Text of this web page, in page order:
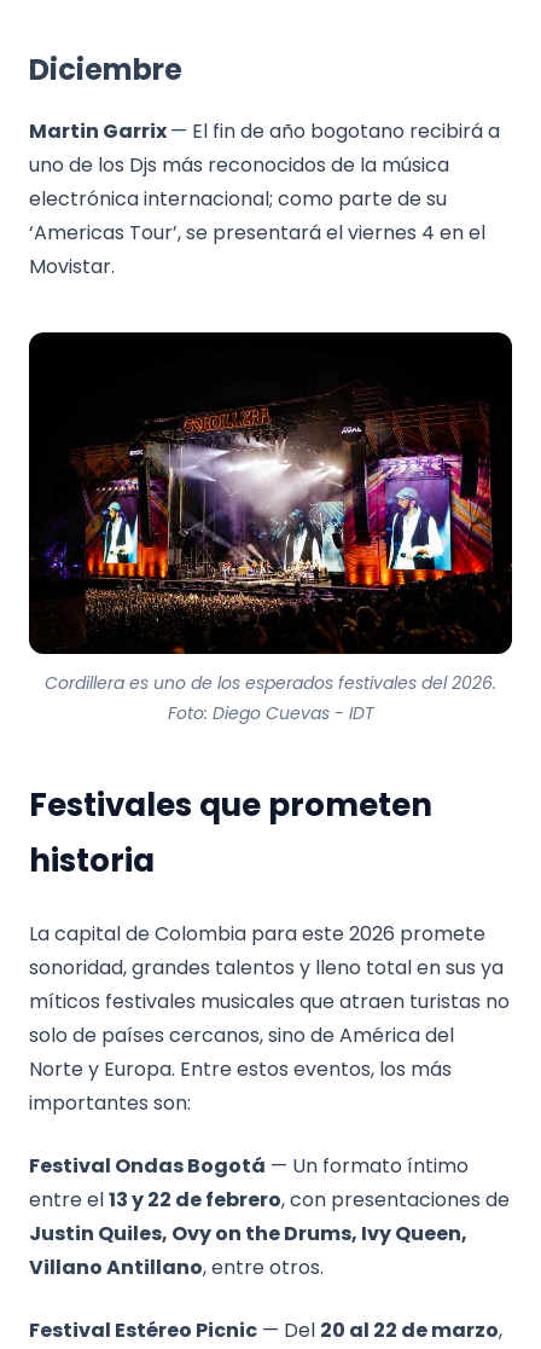
Diciembre
Martin Garrix— El fin de año bogotano recibirá a
uno de los Djs más reconocidos de la música
electrónica internacional; como parte de su
‘Americas Tour’, se presentará el viernes 4 en el
Movistar.
Cordillera es uno de los esperados festivales del 2026.
Foto: Diego Cuevas - IDT
Festivales que prometen
historia
La capital de Colombia para este 2026 promete
sonoridad, grandes talentos y lleno total en sus ya
míticos festivales musicales que atraen turistas no
solo de países cercanos, sino de América del
Norte y Europa. Entre estos eventos, los más
importantes son:
Festival Ondas Bogotá — Un formato íntimo
entre el13 y 22 de febrero, con presentaciones de
Justin Quiles, Ovy on the Drums, Ivy Queen,
Villano Antillano, entre otros.
Festival Estéreo Picnic — Del 20 al 22 de marzo,